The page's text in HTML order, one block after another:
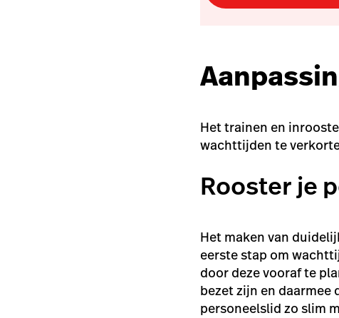
Het trainen en
wachttijden te
Rooster je
Het maken van
eerste stap om
door deze vooraf te
bezet zijn en daarmee
personeelslid zo slim